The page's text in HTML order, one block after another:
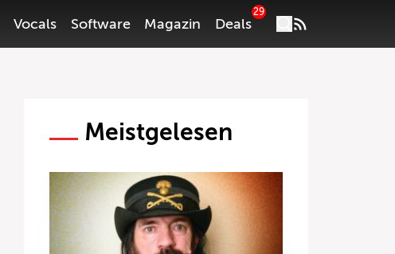
Vocals Software Magazin Deals
29
Meistgelesen